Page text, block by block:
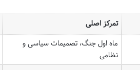
تمرکز اصلی
ماه اول جنگ، تصمیمات سیاسی و
نظامی